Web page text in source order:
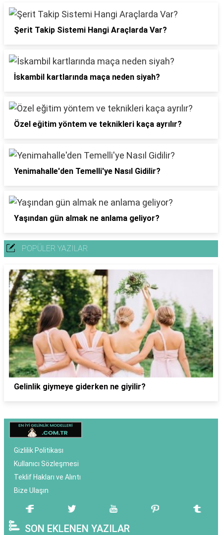
Şerit Takip Sistemi Hangi Araçlarda Var?
İskambil kartlarında maça neden siyah?
Özel eğitim yöntem ve teknikleri kaça ayrılır?
Yenimahalle'den Temelli'ye Nasıl Gidilir?
Yaşından gün almak ne anlama geliyor?
POPÜLER YAZILAR
Gelinlik giymeye giderken ne giyilir?
Gizlilik Politikası
Kullanıcı Sözleşmesi
Teklif Hakları ve Alıntı
Bize Ulaşın
SON EKLENEN YAZILAR